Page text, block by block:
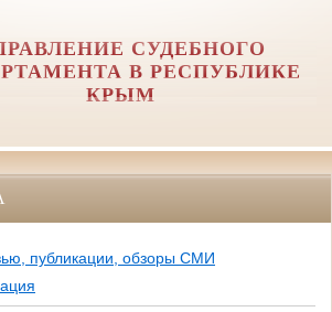
СУДЕБНОГО
В РЕСПУБЛИКЕ
КРЫМ
публикации, обзоры СМИ